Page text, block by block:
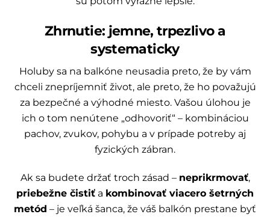
Zhrnutie: jemne, trpezlivo a
systematicky
Holuby sa na balkóne neusadia preto, že by vám
chceli znepríjemniť život, ale preto, že ho považujú
za bezpečné a výhodné miesto. Vašou úlohou je
ich o tom nenútene „odhovoriť“ – kombináciou
pachov, zvukov, pohybu a v prípade potreby aj
fyzických zábran.
Ak sa budete držať troch zásad – neprikrmovať,
priebežne čistiť a kombinovať viacero šetrných
metód – je veľká šanca, že váš balkón prestane byť